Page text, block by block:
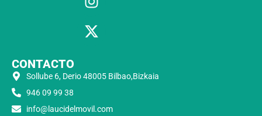
CONTACTO
Sollube 6, Derio 48005 Bilbao,Bizkaia
946 09 99 38
info@laucidelmovil.com